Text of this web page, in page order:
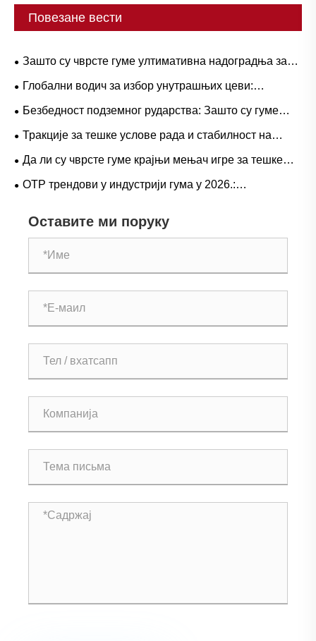
Повезане вести
Зашто су чврсте гуме ултимативна надоградња за
тешке радне токове?
Глобални водич за избор унутрашњих цеви:
популарне величине и примене засноване на
Безбедност подземног рударства: Зашто су гуме
серије Л-5С кључне за елиминисање скупих застоја
Тракције за тешке услове рада и стабилност на
великом пролазу: Трендови потражње за гуменим
Да ли су чврсте гуме крајњи мењач игре за тешке
операције?
ОТР трендови у индустрији гума у ​​2026.:
Оставите ми поруку